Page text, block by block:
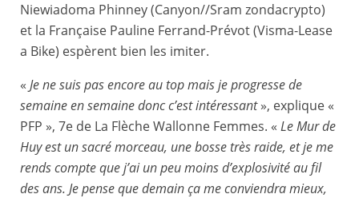
Niewiadoma Phinney (Canyon//Sram zondacrypto)
et la Française Pauline Ferrand-Prévot (Visma-Lease
a Bike) espèrent bien les imiter.
« Je ne suis pas encore au top mais je progresse de
semaine en semaine donc c’est intéressant», explique «
PFP », 7e de La Flèche Wallonne Femmes. « Le Mur de
Huy est un sacré morceau, une bosse très raide, et je me
rends compte que j’ai un peu moins d’explosivité au fil
des ans. Je pense que demain ça me conviendra mieux,